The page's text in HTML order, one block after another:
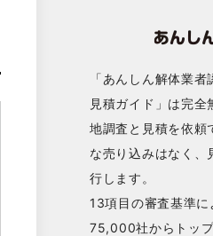
「あんしん解体業
見積ガイド」は完
地調査と見積を依頼
な売り込みはなく、
行します。
13項目の審査基準
75,000社からトッ